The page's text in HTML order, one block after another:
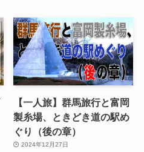
【一人旅】群馬旅行と富岡
製糸場、ときどき道の駅め
ぐり（後の章）
2024年12月27日